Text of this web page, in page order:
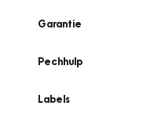
Garantie
Pechhulp
Labels